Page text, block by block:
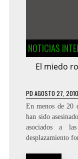
NOTICIAS
El miedo
PD AGOSTO 27, 2010
En menos de 20
han sido
asociados a
desplazamiento